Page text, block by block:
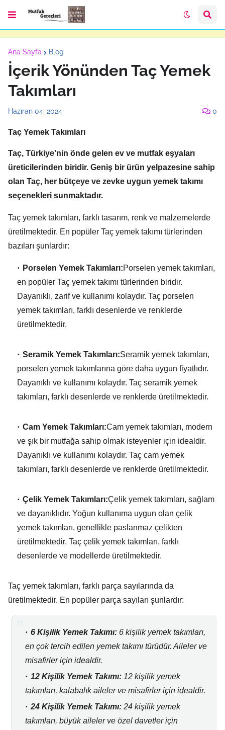
Ana Sayfa Blog
İçerik Yönünden Taç Yemek
Takımları
Haziran 04, 2024 0
Taç Yemek Takımları
Taç, Türkiye'nin önde gelen ev ve mutfak eşyaları
üreticilerinden biridir. Geniş bir ürün yelpazesine sahip
olan Taç, her bütçeye ve zevke uygun yemek takımı
seçenekleri sunmaktadır.
Taç yemek takımları, farklı tasarım, renk ve malzemelerde
üretilmektedir. En popüler Taç yemek takımı türlerinden
bazıları şunlardır:
Porselen Yemek Takımları:Porselen yemek takımları,
en popüler Taç yemek takımı türlerinden biridir.
Dayanıklı, zarif ve kullanımı kolaydır. Taç porselen
yemek takımları, farklı desenlerde ve renklerde
üretilmektedir.
Seramik Yemek Takımları:Seramik yemek takımları,
porselen yemek takımlarına göre daha uygun fiyatlıdır.
Dayanıklı ve kullanımı kolaydır. Taç seramik yemek
takımları, farklı desenlerde ve renklerde üretilmektedir.
Cam Yemek Takımları:Cam yemek takımları, modern
ve şık bir mutfağa sahip olmak isteyenler için idealdir.
Dayanıklı ve kullanımı kolaydır. Taç cam yemek
takımları, farklı desenlerde ve renklerde üretilmektedir.
Çelik Yemek Takımları:Çelik yemek takımları, sağlam
ve dayanıklıdır. Yoğun kullanıma uygun olan çelik
yemek takımları, genellikle paslanmaz çelikten
üretilmektedir. Taç çelik yemek takımları, farklı
desenlerde ve modellerde üretilmektedir.
Taç yemek takımları, farklı parça sayılarında da
üretilmektedir. En popüler parça sayıları şunlardır:
6 Kişilik Yemek Takımı:6 kişilik yemek takımları,
en çok tercih edilen yemek takımı türüdür. Aileler ve
misafirler için idealdir.
12 Kişilik Yemek Takımı:12 kişilik yemek
takımları, kalabalık aileler ve misafirler için idealdir.
24 Kişilik Yemek Takımı:24 kişilik yemek
takımları, büyük aileler ve özel davetler için